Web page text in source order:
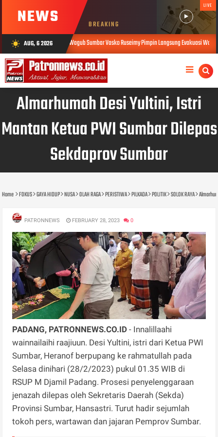
NEWS BREAKING
LIVE
wb_sunny AUG, 6 2026
Wagub Sumbar Vasko Ruseimy Pimpin Langsung Evakuasi Warga Terjebak Banjir di
Almarhumah Desi Yultini, Istri
Mantan Ketua PWI Sumbar Dilepas
Sekdaprov Sumbar
Home FOKUS GAYA HIDUP NUSA OLAH RAGA PERISTIWA PILKADA POLITIK SOLOK RAYA
PATRONNEWS FEBRUARY 28, 2023 0
PADANG, PATRONNEWS.CO.ID- Innalillaahi
wainnailaihi raajiuun. Desi Yultini, istri dari Ketua PWI
Sumbar, Heranof berpupang ke rahmatullah pada
Selasa dinihari (28/2/2023) pukul 01.35 WIB di
RSUP M Djamil Padang. Prosesi penyelenggaraan
jenazah dilepas oleh Sekretaris Daerah (Sekda)
Provinsi Sumbar, Hansastri. Turut hadir sejumlah
tokoh pers, wartawan dan jajaran Pemprov Sumbar.